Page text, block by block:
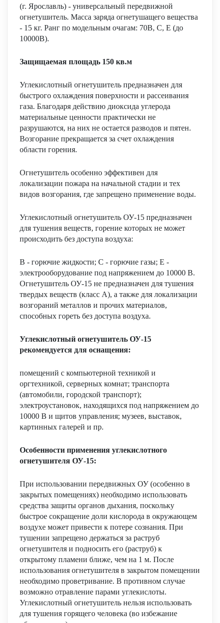
(г. Ярославль) - универсальный передвижной
огнетушитель. Масса заряда огнетушащего вещества
- 15 кг. Ранг по модельным очагам: 70В, С, Е (до
10000В).
Защищаемая площадь 150 кв.м
Углекислотный огнетушитель предназначен для
быстрого охлаждения поверхности и рассеивания
газа. Благодаря действию диоксида углерода
материальные ценности практически не
разрушаются, на них не остается разводов и пятен.
Возгорание прекращается за счет охлаждения
области горения.
Огнетушитель особенно эффективен для
локализации пожара на начальной стадии и тех
видов возгорания, где запрещено применение воды.
Углекислотный огнетушитель ОУ-15 предназначен
для тушения веществ, горение которых не может
происходить без доступа воздуха:
В - горючие жидкости; С - горючие газы; Е -
электрооборудование под напряжением до 10000 В.
Огнетушитель ОУ-15 не предназначен для тушения
твердых веществ (класс А), а также для локализации
возгораний металлов и прочих материалов,
способных гореть без доступа воздуха.
Углекислотный огнетушитель ОУ-15
рекомендуется для оснащения:
помещений с компьютерной техникой и
оргтехникой, серверных комнат; транспорта
(автомобили, городской транспорт);
электроустановок, находящихся под напряжением до
10000 В и щитов управления; музеев, выставок,
картинных галерей и пр.
Особенности применения углекислотного
огнетушителя ОУ-15:
При использовании передвижных ОУ (особенно в
закрытых помещениях) необходимо использовать
средства защиты органов дыхания, поскольку
быстрое сокращение доли кислорода в окружающем
воздухе может привести к потере сознания. При
тушении запрещено держаться за раструб
огнетушителя и подносить его (раструб) к
открытому пламени ближе, чем на 1 м. После
использования огнетушителя в закрытом помещении
необходимо проветривание. В противном случае
возможно отравление парами углекислоты.
Углекислотный огнетушитель нельзя использовать
для тушения горящего человека (во избежание